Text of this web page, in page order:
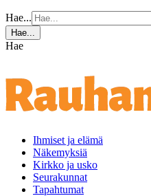
Hae...
Hae...
Hae
Ihmiset ja elämä
Näkemyksiä
Kirkko ja usko
Seurakunnat
Tapahtumat